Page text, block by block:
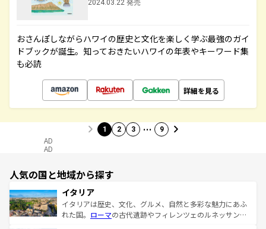
2024.03.22 発売
おさんぽしながらハワイの歴史と文化を楽しく学ぶ最強のガイ
ドブックが誕生。知っておきたいハワイの年表やキーワード集
も必読
詳細を見る
1 2 3 … 9
AD
AD
人気の国と地域から探す
イタリア
イタリアは歴史、文化、グルメ、自然と多彩な魅力にあふ
れた国。 ローマの古代遺跡やフィレンツェのルネッサンス